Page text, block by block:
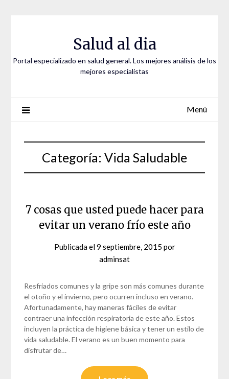
Salud al dia
Portal especializado en salud general. Los mejores análisis de los
mejores especialistas
Menú
Categoría: Vida Saludable
7 cosas que usted puede hacer para
evitar un verano frío este año
Publicada el9 septiembre, 2015 por
adminsat
Resfriados comunes y la gripe son más comunes durante
el otoño y el invierno, pero ocurren incluso en verano.
Afortunadamente, hay maneras fáciles de evitar
contraer una infección respiratoria de este año. Estos
incluyen la práctica de higiene básica y tener un estilo de
vida saludable. El verano es un buen momento para
disfrutar de…